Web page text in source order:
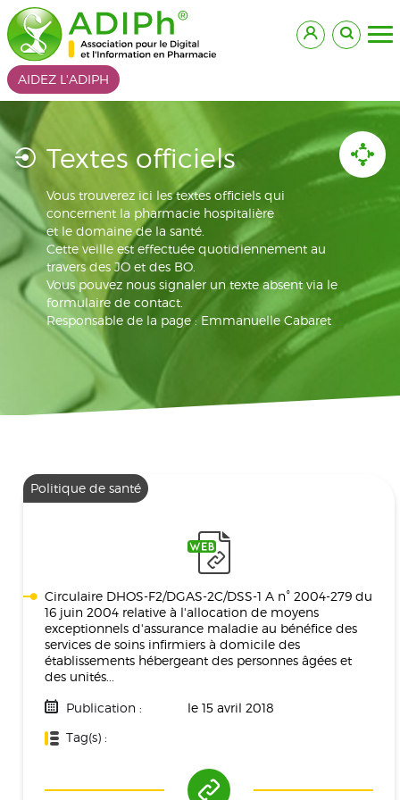
AIDEZ L'ADIPH
Textes officiels
Vous trouverez ici les textes officiels qui
concernent la pharmacie hospitalière
et le domaine de la santé.
Cette veille est effectuée quotidiennement au
travers des JO et des BO.
Vous pouvez nous signaler un texte absent via le
formulaire de contact.
Responsable de la page : Emmanuelle Cabaret
Politique de santé
Circulaire DHOS-F2/DGAS-2C/DSS-1 A n° 2004-279 du
16 juin 2004 relative à l'allocation de moyens
exceptionnels d'assurance maladie au bénéfice des
services de soins infirmiers à domicile des
établissements hébergeant des personnes âgées et
des unités...
Publication :
le 15 avril 2018
Tag(s) :